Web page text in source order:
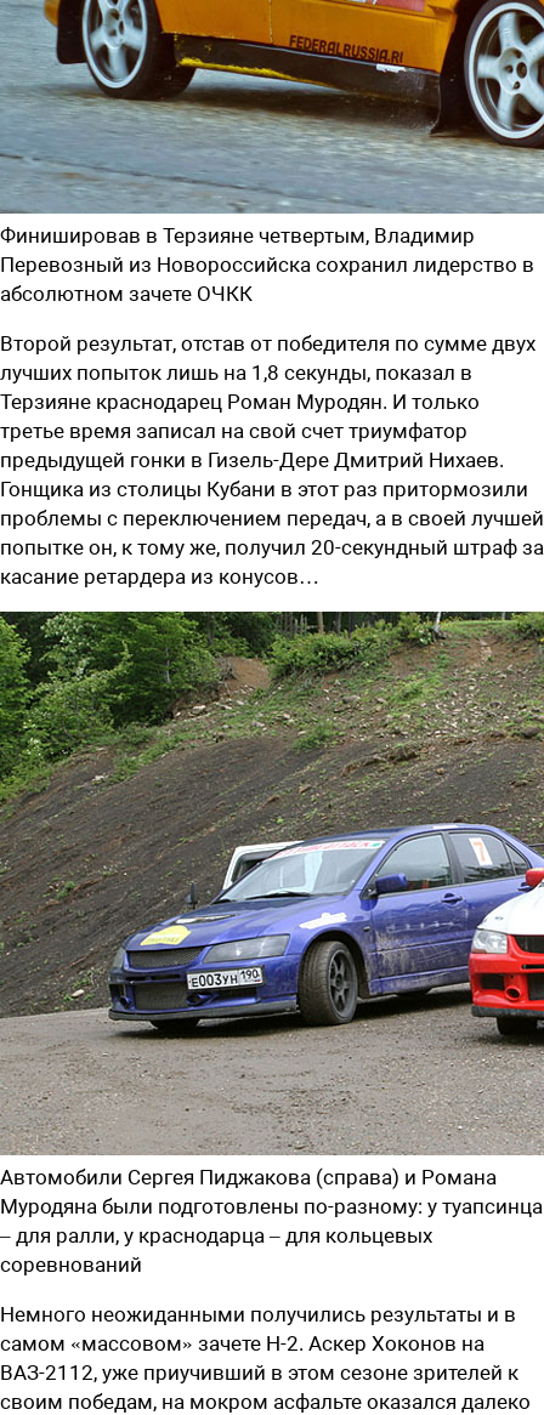
Финишировав в Терзияне четвертым, Владимир
Перевозный из Новороссийска сохранил лидерство в
абсолютном зачете ОЧКК
Второй результат, отстав от победителя по сумме двух
лучших попыток лишь на 1,8 секунды, показал в
Терзияне краснодарец Роман Муродян. И только
третье время записал на свой счет триумфатор
предыдущей гонки в Гизель-Дере Дмитрий Нихаев.
Гонщика из столицы Кубани в этот раз притормозили
проблемы с переключением передач, а в своей лучшей
попытке он, к тому же, получил 20-секундный штраф за
касание ретардера из конусов…
Автомобили Сергея Пиджакова (справа) и Романа
Муродяна были подготовлены по-разному: у туапсинца
– для ралли, у краснодарца – для кольцевых
соревнований
Немного неожиданными получились результаты и в
самом «массовом» зачете Н-2. Аскер Хоконов на
ВАЗ-2112, уже приучивший в этом сезоне зрителей к
своим победам, на мокром асфальте оказался далеко